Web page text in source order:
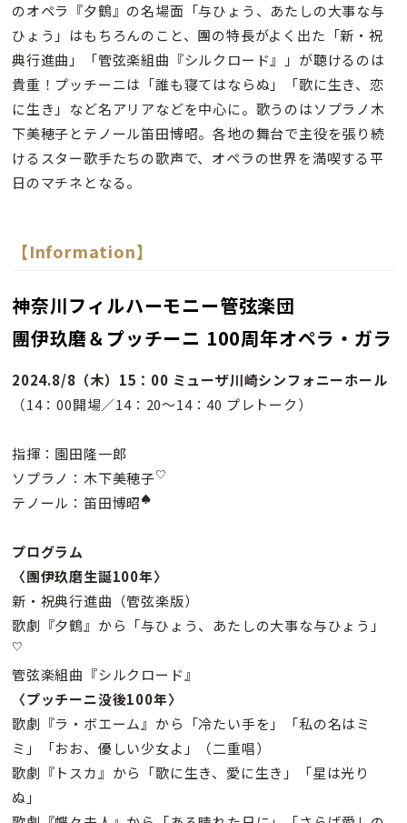
のオペラ『夕鶴』の名場面「与ひょう、あたしの大事な与
ひょう」はもちろんのこと、團の特長がよく出た「新・祝
典行進曲」「管弦楽組曲『シルクロード』」が聴けるのは
貴重！プッチーニは「誰も寝てはならぬ」「歌に生き、恋
に生き」など名アリアなどを中心に。歌うのはソプラノ木
下美穂子とテノール笛田博昭。各地の舞台で主役を張り続
けるスター歌手たちの歌声で、オペラの世界を満喫する平
日のマチネとなる。
【Information】
神奈川フィルハーモニー管弦楽団
團伊玖磨＆プッチーニ 100周年オペラ・ガラ
2024.8/8（木）15：00 ミューザ川崎シンフォニーホール
（14：00開場／14：20～14：40 プレトーク）
指揮：園田隆一郎
ソプラノ：木下美穂子♡
テノール：笛田博昭♠
プログラム
〈團伊玖磨生誕100年〉
新・祝典行進曲（管弦楽版）
歌劇『夕鶴』から「与ひょう、あたしの大事な与ひょう」
♡
管弦楽組曲『シルクロード』
〈プッチーニ没後100年〉
歌劇『ラ・ボエーム』から「冷たい手を」「私の名はミ
ミ」「おお、優しい少女よ」（二重唱）
歌劇『トスカ』から「歌に生き、愛に生き」「星は光り
ぬ」